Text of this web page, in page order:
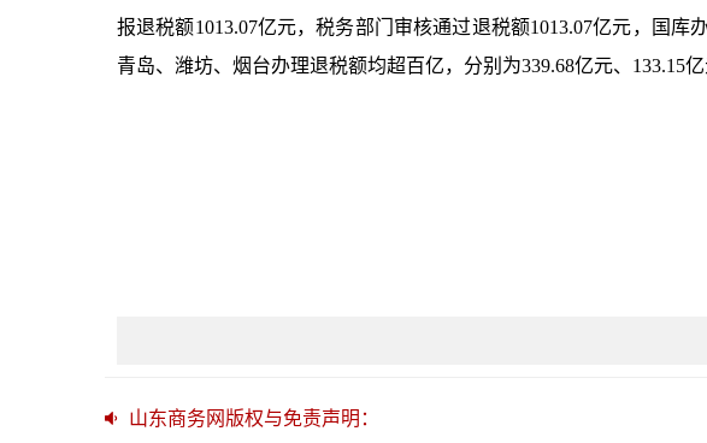
报退税额1013.07亿元，税务部门审核通过退税额1013.07亿元，国库
青岛、潍坊、烟台办理退税额均超百亿，分别为339.68亿元、133.15
山东商务网版权与免责声明：